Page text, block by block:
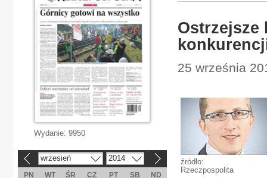
Ostrzejsze
25 września
źródło:
Rzeczpospolita
Wydanie: 9950
wrzesień 2014
PN WT ŚR CZ PT SB
ND